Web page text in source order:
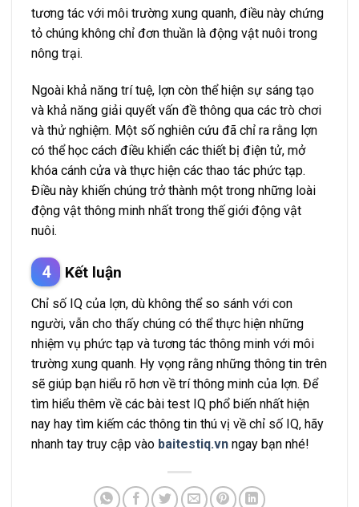
tương tác với môi trường xung quanh, điều này chứng
tỏ chúng không chỉ đơn thuần là động vật nuôi trong
nông trại.
Ngoài khả năng trí tuệ, lợn còn thể hiện sự sáng tạo
và khả năng giải quyết vấn đề thông qua các trò chơi
và thử nghiệm. Một số nghiên cứu đã chỉ ra rằng lợn
có thể học cách điều khiển các thiết bị điện tử, mở
khóa cánh cửa và thực hiện các thao tác phức tạp.
Điều này khiến chúng trở thành một trong những loài
động vật thông minh nhất trong thế giới động vật
nuôi.
Kết luận
Chỉ số IQ của lợn, dù không thể so sánh với con
người, vẫn cho thấy chúng có thể thực hiện những
nhiệm vụ phức tạp và tương tác thông minh với môi
trường xung quanh. Hy vọng rằng những thông tin trên
sẽ giúp bạn hiểu rõ hơn về trí thông minh của lợn. Để
tìm hiểu thêm về các bài test IQ phổ biến nhất hiện
nay hay tìm kiếm các thông tin thú vị về chỉ số IQ, hãy
nhanh tay truy cập vào baitestiq.vn ngay bạn nhé!